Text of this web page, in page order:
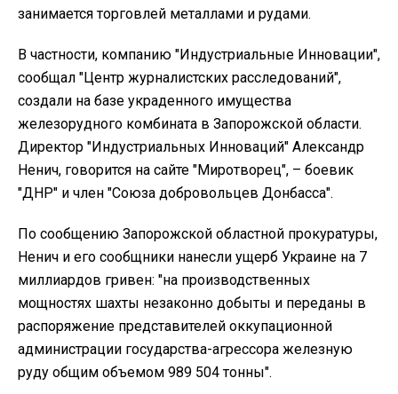
занимается торговлей металлами и рудами.
В частности, компанию "Индустриальные Инновации",
сообщал "Центр журналистских расследований",
создали на базе украденного имущества
железорудного комбината в Запорожской области.
Директор "Индустриальных Инноваций" Александр
Ненич, говорится на сайте "Миротворец", – боевик
"ДНР" и член "Союза добровольцев Донбасса".
По сообщению Запорожской областной прокуратуры,
Ненич и его сообщники нанесли ущерб Украине на 7
миллиардов гривен: "на производственных
мощностях шахты незаконно добыты и переданы в
распоряжение представителей оккупационной
администрации государства-агрессора железную
руду общим объемом 989 504 тонны".